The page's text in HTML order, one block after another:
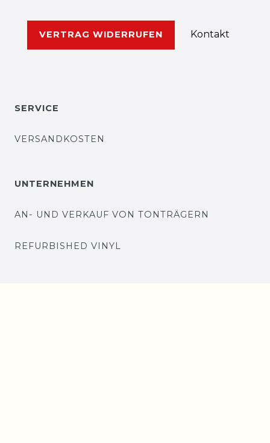
VERTRAG WIDERRUFEN Kontakt
SERVICE
VERSANDKOSTEN
UNTERNEHMEN
AN- UND VERKAUF VON TONTRÄGERN
REFURBISHED VINYL